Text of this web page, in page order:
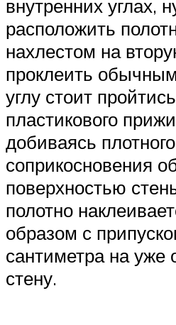
внутренних углах,
расположить
нахлестом на
проклеить
углу стоит
пластикового
добиваясь плотного
соприкосновения
поверхностью
полотно
образом с
сантиметра на уже
стену.